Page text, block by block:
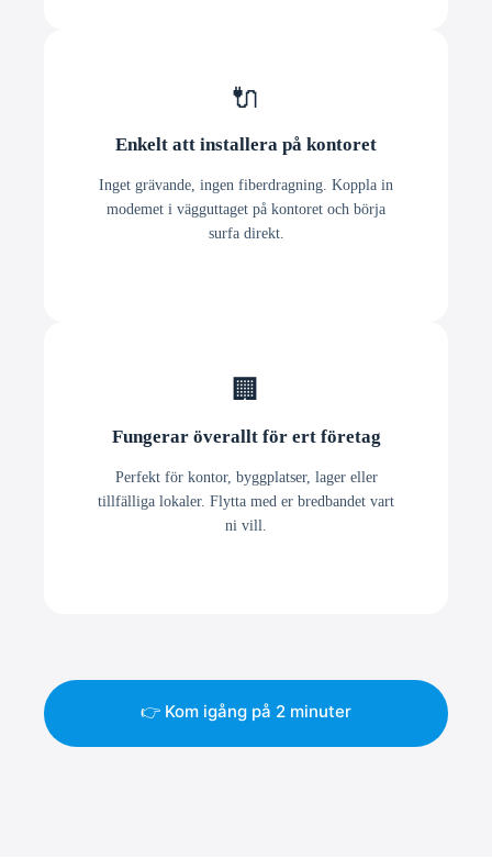
🔌
Enkelt att installera på kontoret
Inget grävande, ingen fiberdragning. Koppla in
modemet i vägguttaget på kontoret och börja
surfa direkt.
🏢
Fungerar överallt för ert företag
Perfekt för kontor, byggplatser, lager eller
tillfälliga lokaler. Flytta med er bredbandet vart
ni vill.
👉 Kom igång på 2 minuter